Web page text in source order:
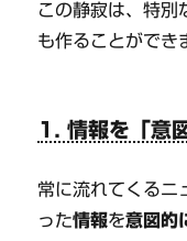
この静寂は、特別
も作ることができ
1. 情報を「意
常に流れてくるニ
った情報を意図的